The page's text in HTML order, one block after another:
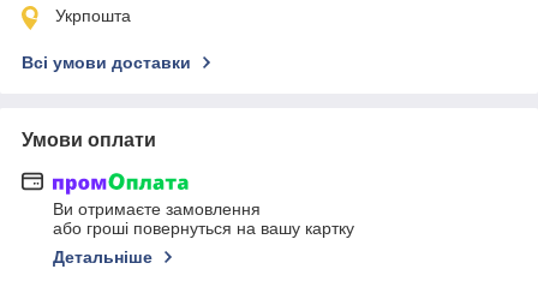
Укрпошта
Всі умови доставки
Умови оплати
Ви отримаєте замовлення
або гроші повернуться на вашу картку
Детальніше